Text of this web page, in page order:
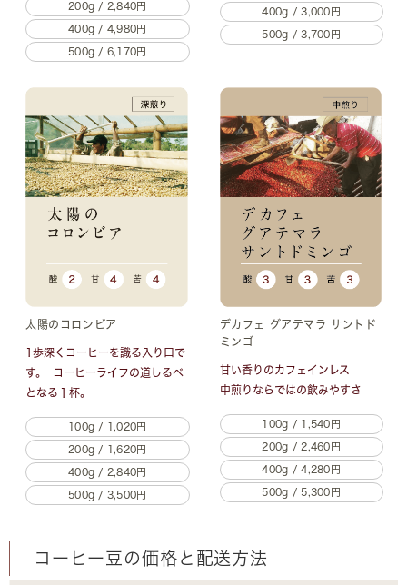
200g / 2,840円
400g / 4,980円
500g / 6,170円
400g / 3,000円
500g / 3,700円
太陽のコロンビア
1歩深くコーヒーを識る入り口で
す。 コーヒーライフの道しるべ
となる１杯。
100g / 1,020円
200g / 1,620円
400g / 2,840円
500g / 3,500円
デカフェ グアテマラ サントド
ミンゴ
甘い香りのカフェインレス
中煎りならではの飲みやすさ
100g / 1,540円
200g / 2,460円
400g / 4,280円
500g / 5,300円
コーヒー豆の価格と配送方法